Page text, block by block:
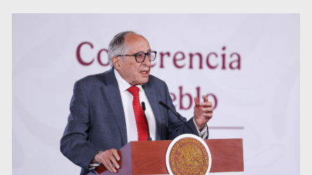
Advierten retrocesos en transparencia tras desaparición
del INAI